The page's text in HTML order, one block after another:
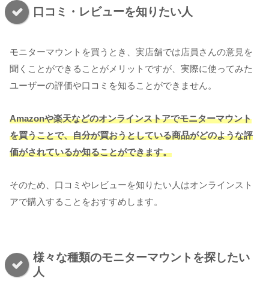
口コミ・レビューを知りたい人
モニターマウントを買うとき、実店舗では店員さんの意見を
聞くことができることがメリットですが、実際に使ってみた
ユーザーの評価や口コミを知ることができません。
Amazonや楽天などのオンラインストアでモニターマウント
を買うことで、自分が買おうとしている商品がどのような評
価がされているか知ることができます。
そのため、口コミやレビューを知りたい人はオンラインスト
アで購入することをおすすめします。
様々な種類のモニターマウントを探したい
人